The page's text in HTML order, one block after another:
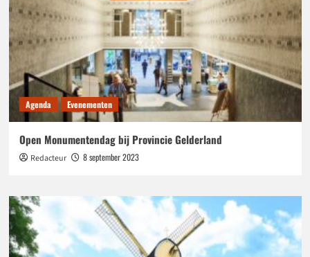
Agenda Evenementen
Open Monumentendag bij Provincie Gelderland
Redacteur 8 september 2023